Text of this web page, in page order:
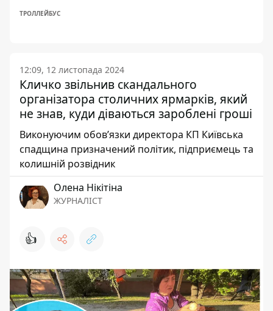
ТРОЛЛЕЙБУС
12:09, 12 листопада 2024
Кличко звільнив скандального
організатора столичних ярмарків, який
не знав, куди діваються зароблені гроші
Виконуючим обов’язки директора КП Київська
спадщина призначений політик, підприємець та
колишній розвідник
Олена Нікітіна
ЖУРНАЛІСТ
👍